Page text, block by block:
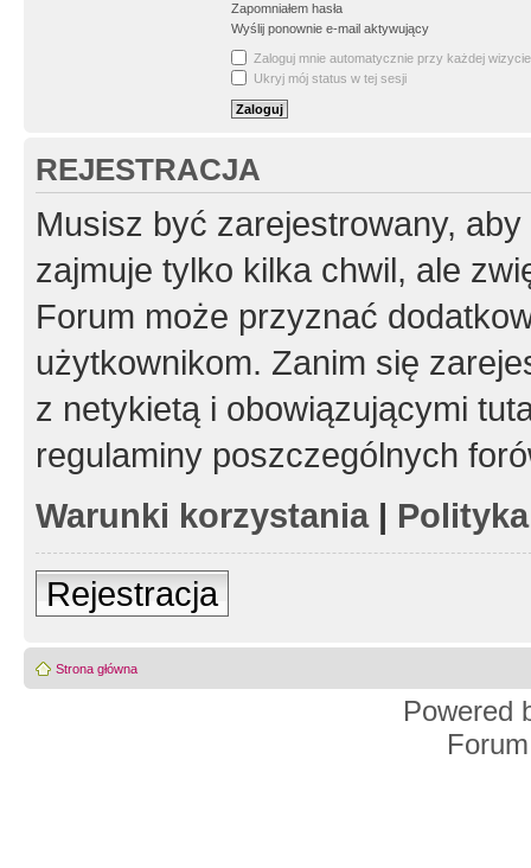
Zapomniałem hasła
Wyślij ponownie e-mail aktywujący
Zaloguj mnie automatycznie przy każdej wizycie
Ukryj mój status w tej sesji
REJESTRACJA
Musisz być zarejestrowany,
zajmuje tylko kilka chwil, ale
Forum może przyznać
użytkownikom. Zanim się
z netykietą i obowiązującymi
regulaminy poszczególnych
Warunki korzystania|
Rejestracja
Strona główna
Powered